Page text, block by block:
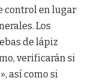
control en lugar
Los
de lápiz
verificarán si
así como si